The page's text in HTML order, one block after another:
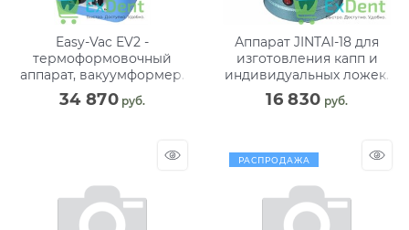
Easy-Vac EV2 -
термоформовочный
аппарат, вакуумформер.
Для изготовления капп и
индивидуальных ложек.
34 870 руб.
Аппарат JINTAI-18 для
изготовления капп и
индивидуальных ложек,
размер 25*21*30см (800w)
16 830 руб.
РАСПРОДАЖА